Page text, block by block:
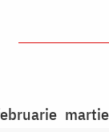
martie